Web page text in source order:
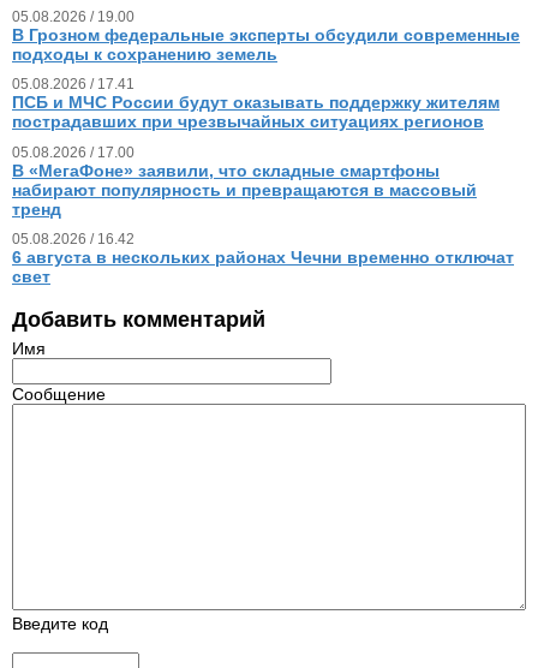
05.08.2026 / 19.00
В Грозном федеральные эксперты обсудили современные
подходы к сохранению земель
05.08.2026 / 17.41
ПСБ и МЧС России будут оказывать поддержку жителям
пострадавших при чрезвычайных ситуациях регионов
05.08.2026 / 17.00
В «МегаФоне» заявили, что складные смартфоны
набирают популярность и превращаются в массовый
тренд
05.08.2026 / 16.42
6 августа в нескольких районах Чечни временно отключат
свет
Добавить комментарий
Имя
Сообщение
Введите код